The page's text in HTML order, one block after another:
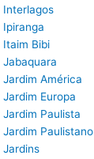
Interlagos
Ipiranga
Itaim Bibi
Jabaquara
Jardim América
Jardim Europa
Jardim Paulista
Jardim Paulistano
Jardins